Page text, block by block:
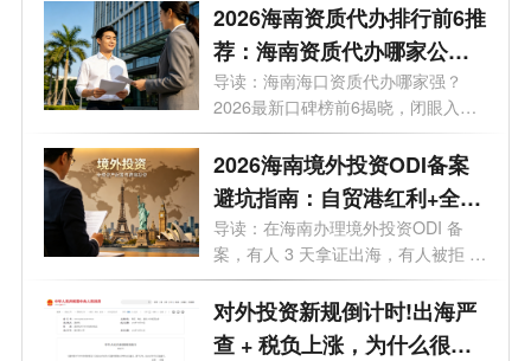
2026海南资质代办排行前6推
荐：海南资质代办哪家公司
好？
导读：海南海口资质代办哪家强？
2026最新口碑榜前6揭晓，闭眼入。
你想在海...
2026海南境外投资ODI备案
避坑指南：自贸港红利+全流
程实操，28个问题一次讲透
导读：在海南办理境外投资ODI 备
案，有人 3 天拿证出海，有人被拒 5
次？28 ...
对外投资新规倒计时!出海严
查 + 税负上涨，为什么很多